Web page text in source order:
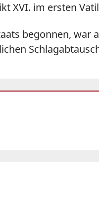
XVI. im ersten
begonnen,